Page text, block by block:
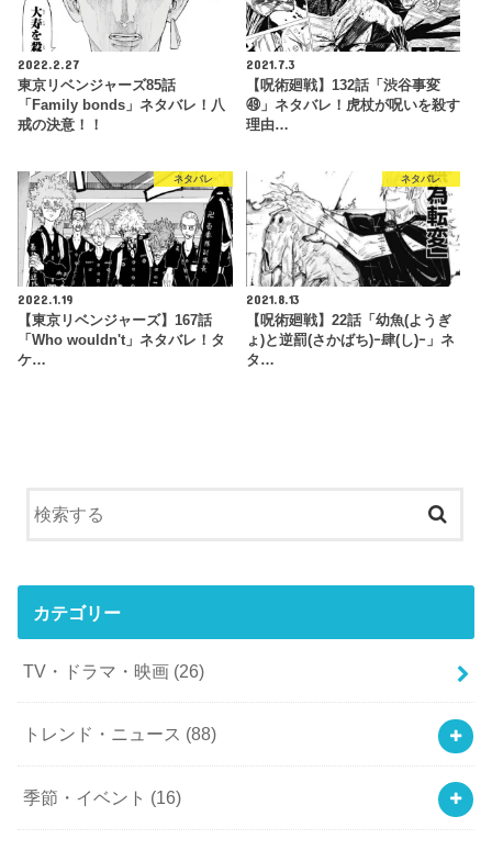
2022.2.27
東京リベンジャーズ85話
「Family bonds」ネタバレ！八
戒の決意！！
2021.7.3
【呪術廻戦】132話「渋谷事変
㊾」ネタバレ！虎杖が呪いを殺す
理由…
ネタバレ
2022.1.19
【東京リベンジャーズ】167話
「Who wouldn't」ネタバレ！タ
ケ…
ネタバレ
2021.8.13
【呪術廻戦】22話「幼魚(ようぎ
ょ)と逆罰(さかばち)ｰ肆(し)ｰ」ネ
タ…
カテゴリー
TV・ドラマ・映画 (26)
トレンド・ニュース (88)
季節・イベント (16)